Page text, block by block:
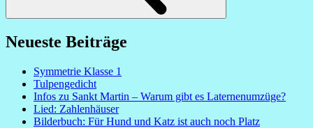
Neueste Beiträge
Symmetrie Klasse 1
Tulpengedicht
Infos zu Sankt Martin – Warum gibt es Laternenumzüge?
Lied: Zahlenhäuser
Bilderbuch: Für Hund und Katz ist auch noch Platz